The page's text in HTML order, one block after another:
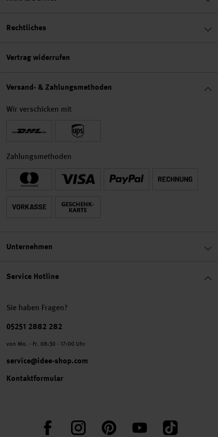
Service Hotline
Sie haben Fragen?
Telefonnummer
05251 2882 282
von Mo. - Fr. 08:30 - 17:00 Uhr
service@idee-shop.com
Kontaktformular
FacebookInstagram PinterestYouTube TikTok
Rechtliches
Vertrag widerrufen
Versand- & Zahlungsmethoden
Wir verschicken mit
Zahlungsmethoden
Unternehmen